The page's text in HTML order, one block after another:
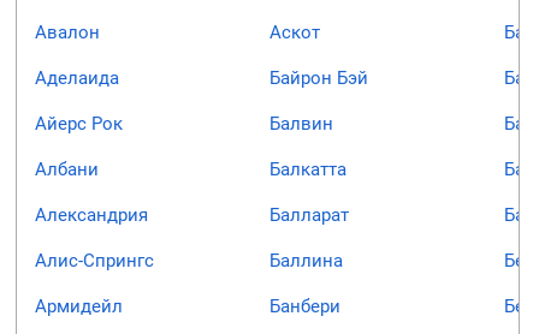
Авалон
Аделаида
Айерс Рок
Албани
Александрия
Алис-Спрингс
Армидейл
Аскот
Байрон Бэй
Балвин
Балкатта
Балларат
Баллина
Банбери